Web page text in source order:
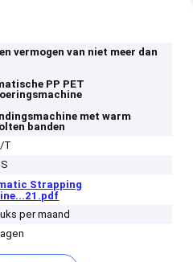
vermogen van niet meer dan
PP PET
met warm
banden
T
Strapping
per maand